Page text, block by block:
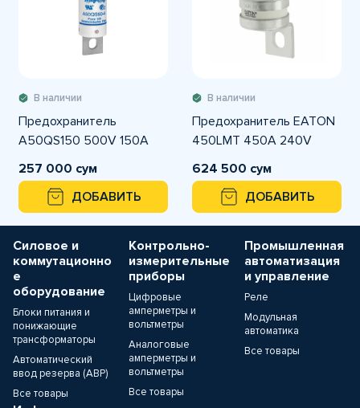
В наличии
Предохранитель
A50QS150 500V 150A
257 000 сум
ДОБАВИТЬ
В наличии
Предохранитель EATON
450LMT 450A 240V
624 500 сум
ДОБАВИТЬ
Силовое и
коммутационно
е
оборудование
Блоки питания и
понижающие
трансформаторы
Автоматический
ввод резерва (АВР)
Все товары
Контрольно-
измерительные
приборы
Цифровые
амперметры и
вольтметры
Аналоговые
амперметры и
вольтметры
Все товары
Промышленная
автоматизация
и управление
Реле
Модульная
автоматика
Все товары